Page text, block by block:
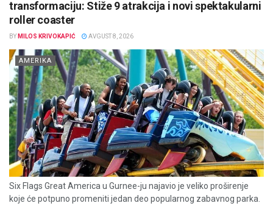
transformaciju: Stiže 9 atrakcija i novi spektakularni
roller coaster
BY MILOS KRIVOKAPIĆ AVGUST 8, 2026
AMERIKA
Six Flags Great America u Gurnee-ju najavio je veliko proširenje
koje će potpuno promeniti jedan deo popularnog zabavnog parka.